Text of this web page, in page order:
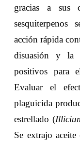
gracias a sus
sesquiterpenos
acción rápida
disuasión y la
positivos para
Evaluar el
plaguicida
estrellado (
Se extrajo